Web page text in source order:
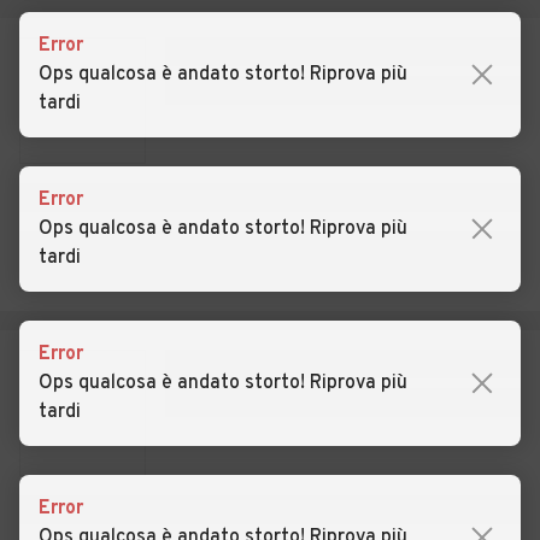
Auto usate Moriago della
Battaglia
Auto usate Motta di
Auto usate Nervesa della
Auto usate Oderzo
Auto usate Ormelle Auto usate Orsago
Auto usate Paderno del
Grappa
Auto usate Paese
Auto usate Pederobba Auto usate Pieve di Soligo
Auto usate Ponte di Piave
Auto usate Portobuffolè Auto usate Possagno
Auto usate Povegliano Auto usate Preganziol
Error
Ops qualcosa è andato storto! Riprova più
tardi
Error
Ops qualcosa è andato storto! Riprova più
tardi
Error
Ops qualcosa è andato storto! Riprova più
tardi
Error